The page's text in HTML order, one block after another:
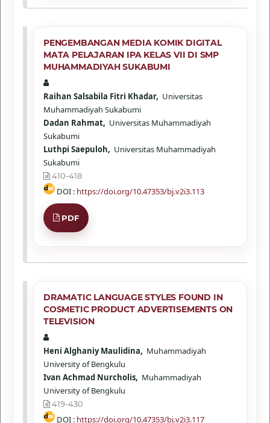
PENGEMBANGAN MEDIA KOMIK DIGITAL
MATA PELAJARAN IPA KELAS VII DI SMP
MUHAMMADIYAH SUKABUMI
Raihan Salsabila Fitri Khadar, Universitas
Muhammadiyah Sukabumi
Dadan Rahmat, Universitas Muhammadiyah
Sukabumi
Luthpi Saepuloh, Universitas Muhammadiyah
Sukabumi
410-418
DOI : https://doi.org/10.47353/bj.v2i3.113
PDF
DRAMATIC LANGUAGE STYLES FOUND IN
COSMETIC PRODUCT ADVERTISEMENTS ON
TELEVISION
Heni Alghaniy Maulidina, Muhammadiyah
University of Bengkulu
Ivan Achmad Nurcholis, Muhammadiyah
University of Bengkulu
419-430
DOI : https://doi.org/10.47353/bj.v2i3.117